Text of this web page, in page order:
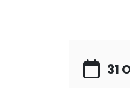
31